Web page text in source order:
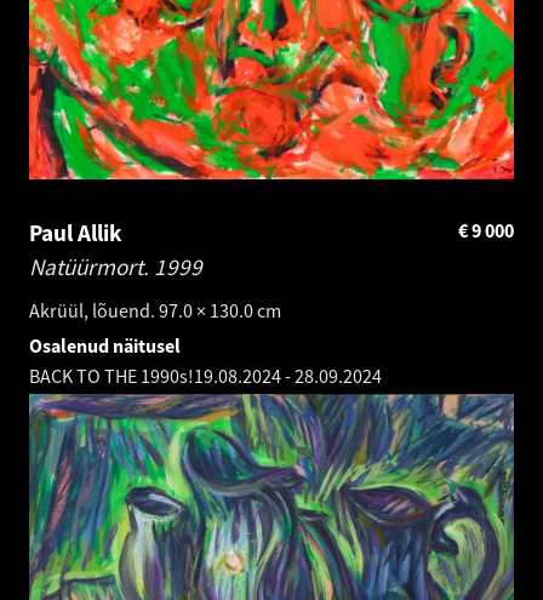
Paul Allik
Natüürmort. 1999
Akrüül, lõuend. 97.0 × 130.0 cm
9 000
€
Osalenud näitusel
BACK TO THE 1990s!19.08.2024-28.09.2024